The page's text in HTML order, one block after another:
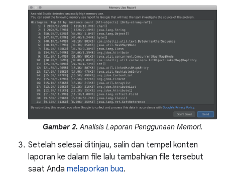
Gambar 2. Analisis Laporan Penggunaan Memori.
Setelah selesai ditinjau, salin dan tempel konten
laporan ke dalam file lalu tambahkan file tersebut
saat Anda melaporkan bug.